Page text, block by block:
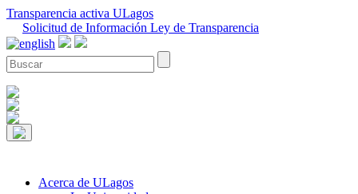
Transparencia activa ULagos
Solicitud de Información Ley de Transparencia
Acerca de ULagos